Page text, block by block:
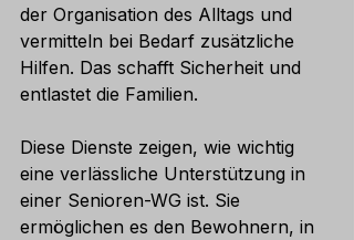
der Organisation des Alltags und
vermitteln bei Bedarf zusätzliche
Hilfen. Das schafft Sicherheit und
entlastet die Familien.
Diese Dienste zeigen, wie wichtig
eine verlässliche Unterstützung in
einer Senioren-WG ist. Sie
ermöglichen es den Bewohnern, in